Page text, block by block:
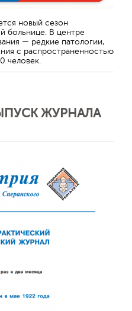
новый сезон
больнице. В центре
— редкие патологии,
с распространенностью
человек.
ЖУРНАЛА